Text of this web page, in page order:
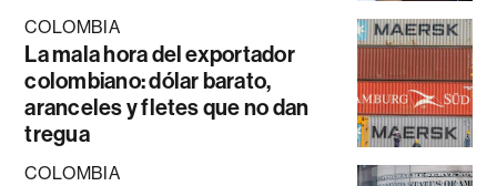
COLOMBIA
La mala hora del exportador
colombiano: dólar barato,
aranceles y fletes que no dan
tregua
COLOMBIA